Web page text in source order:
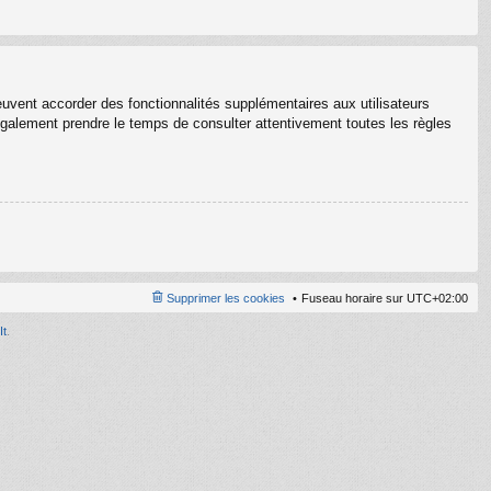
accorder des fonctionnalités supplémentaires aux utilisateurs
prendre le temps de consulter attentivement toutes les règles
Fuseau horaire sur UTC+02:00
Supprimer les cookies